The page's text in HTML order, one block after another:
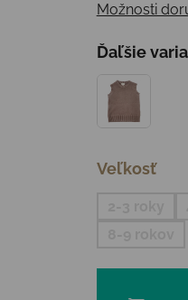
Možnosti
Ďaľšie
Veľkosť